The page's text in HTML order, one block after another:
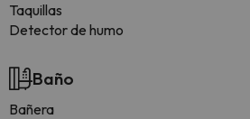
Taquillas
Detector de humo
Baño
Bañera